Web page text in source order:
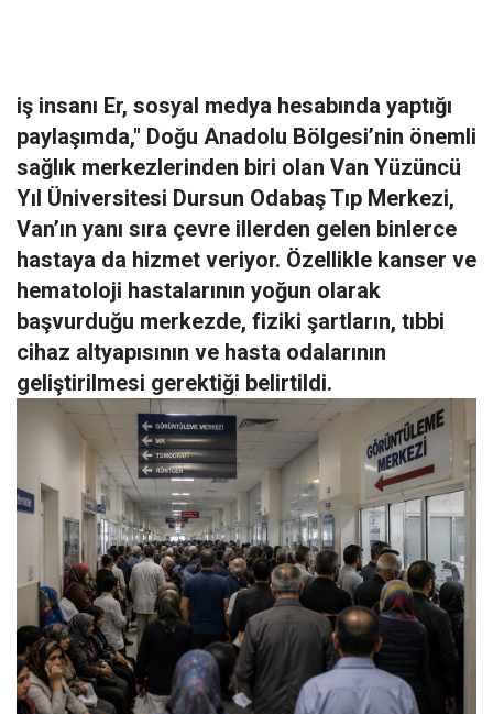
iş insanı Er, sosyal medya hesabında yaptığı
paylaşımda," Doğu Anadolu Bölgesi’nin önemli
sağlık merkezlerinden biri olan Van Yüzüncü
Yıl Üniversitesi Dursun Odabaş Tıp Merkezi,
Van’ın yanı sıra çevre illerden gelen binlerce
hastaya da hizmet veriyor. Özellikle kanser ve
hematoloji hastalarının yoğun olarak
başvurduğu merkezde, fiziki şartların, tıbbi
cihaz altyapısının ve hasta odalarının
geliştirilmesi gerektiği belirtildi.